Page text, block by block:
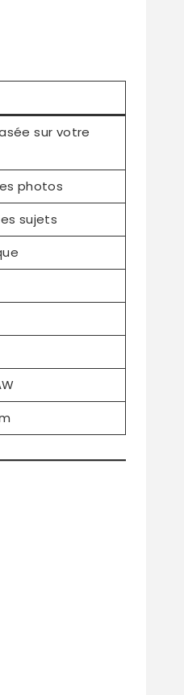
sur votre
photos
sujets